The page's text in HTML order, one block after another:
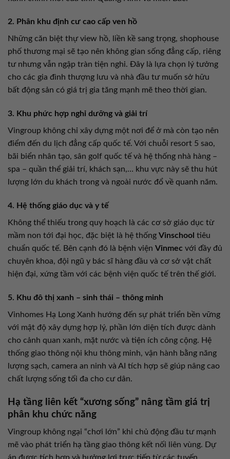
2. Phân khu định cư cao cấp ven hồ
Những căn biệt thự view hồ, liền kề sang trọng, shophouse
phố thương mại sẽ tạo nên không gian sống đẳng cấp, riêng
tư nhưng vẫn ngập tràn tiện nghi. Đây là lựa chọn lý tưởng
cho các gia đình thượng lưu và nhà đầu tư muốn sở hữu
bất động sản có giá trị gia tăng mạnh mẽ theo thời gian.
3. Khu phức hợp nghỉ dưỡng và giải trí
Vingroup không chỉ xây dựng một nơi để ở mà còn tạo nên
điểm đến du lịch đẳng cấp quốc tế. Với chuỗi resort 5 sao,
bãi biển nhân tạo, sân golf quốc tế và hệ thống nhà hàng –
spa – quần thể giải trí, khách sạn,… khu vực này sẽ thu hút
lượng lớn du khách trong và ngoài nước đổ về quanh năm.
4. Hệ thống giáo dục và y tế
Không thể thiếu trong quy hoạch là các cơ sở giáo dục từ
mầm non tới đại học, đặc biệt là hệ thống Vinschool tiêu
chuẩn quốc tế. Bên cạnh đó là bệnh viện Vinmec với đầy đủ
chuyên khoa, đội ngũ y bác sĩ hàng đầu và cơ sở vật chất
hiện đại, xứng tầm với các bệnh viện quốc tế trên thế giới.
5. Khu đô thị xanh – sinh thái – thông minh
Vinhomes Hạ Long Xanh hướng đến sự phát triển bền vững
với mật độ xây dựng hợp lý, phần lớn diện tích được dành
cho cảnh quan xanh, mặt nước và tiện ích công cộng. Hệ
thống giao thông nội khu thông minh, vận hành bằng năng
lượng sạch, camera an ninh và AI tích hợp sẽ giúp nâng cao
chất lượng sống tối đa cho cư dân.
Hạ tầng liên kết “xương sống” nâng tầm giá trị
phân khu chức năng
Vingroup không ngại “chơi lớn” khi chủ động đầu tư mạnh
mẽ vào phát triển hạ tầng giao thông kết nối liên vùng. Dự